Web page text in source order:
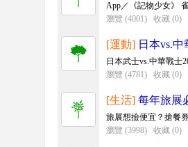
App／《記物少女》
瀏覽 (4001)
收藏 (0)
[運動] 日本vs.
日本武士vs.中華戰士
瀏覽 (4781)
收藏 (0)
[生活] 每年旅展
旅展想撿便宜？搶餐
瀏覽 (3998)
收藏 (0)